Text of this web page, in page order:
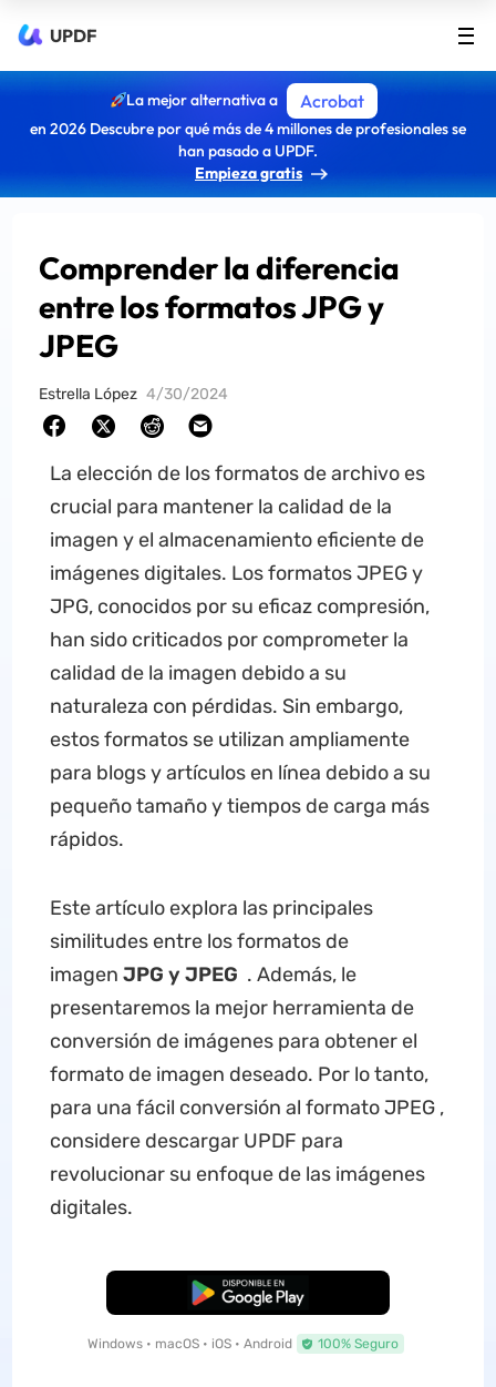
UPDF
La mejor alternativa a Acrobat
en 2026 Descubre por qué más de 4 millones de profesionales se
han pasado a UPDF.
Empieza gratis
Comprender la diferencia
entre los formatos JPG y
JPEG
Estrella López 4/30/2024
La elección de los formatos de archivo es
crucial para mantener la calidad de la
imagen y el almacenamiento eficiente de
imágenes digitales. Los formatos JPEG y
JPG, conocidos por su eficaz compresión,
han sido criticados por comprometer la
calidad de la imagen debido a su
naturaleza con pérdidas. Sin embargo,
estos formatos se utilizan ampliamente
para blogs y artículos en línea debido a su
pequeño tamaño y tiempos de carga más
rápidos.
Este artículo explora las principales
similitudes entre los formatos de
imagen JPG y JPEG . Además, le
presentaremos la mejor herramienta de
conversión de imágenes para obtener el
formato de imagen deseado. Por lo tanto,
para una fácil conversión al formato JPEG ,
considere descargar UPDF para
revolucionar su enfoque de las imágenes
digitales.
Descarga Gratuita
Windows • macOS • iOS • Android 100% Seguro